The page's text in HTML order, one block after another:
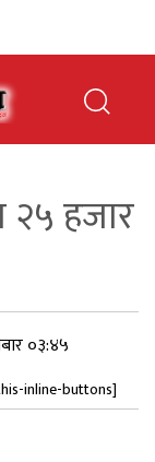
२५ हजार
०३:४५
inline-buttons]